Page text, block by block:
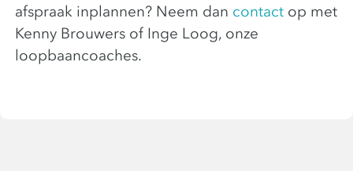
afspraak inplannen? Neem dan contact op met
Kenny Brouwers of Inge Loog, onze
loopbaancoaches.